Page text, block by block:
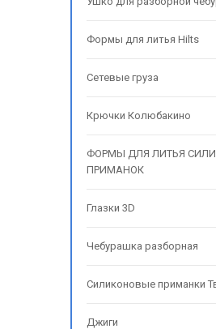
Формы для литья Hilts
Сетевые груза
Крючки Колюбакино
ФОРМЫ ДЛЯ ЛИТЬЯ
ПРИМАНОК
Глазки 3D
Чебурашка разборная
Силиконовые приманки
Джиги